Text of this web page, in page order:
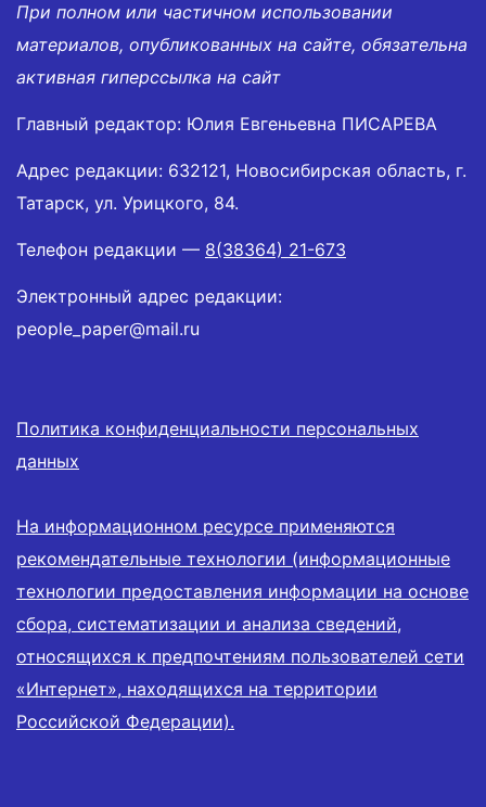
При полном или частичном использовании
материалов, опубликованных на сайте, обязательна
активная гиперссылка на сайт
Главный редактор: Юлия Евгеньевна ПИСАРЕВА
Адрес редакции: 632121, Новосибирская область, г.
Татарск, ул. Урицкого, 84.
Телефон редакции — 8(38364) 21-673
Электронный адрес редакции:
people_paper@mail.ru
Политика конфиденциальности персональных
данных
На информационном ресурсе применяются
рекомендательные технологии (информационные
технологии предоставления информации на основе
сбора, систематизации и анализа сведений,
относящихся к предпочтениям пользователей сети
«Интернет», находящихся на территории
Российской Федерации).